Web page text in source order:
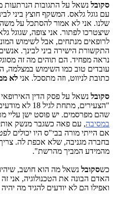
סקובל נשאל על התגובות הנרתעות
עם גוגל גלאס. המשקף חוצץ ביני
שלנו. אני לא אמור להסתכל על
שיצטרכו לפתור. אני צופה, שגוגל
לרופאים מנתחים, אבל לשימוש
התקשורת הישירה ביני לבינך.
נראה מפחיד. הם תוהים מה זה
עובדים טוב כמו השימוש במצלמה,
כתובת לניווט, וזה מתסכל. אני לא
סקובל נשאל על פסק הדין
"הצעירים,
שהם מפרסמים. יש פוסט ישן עליי
במסיבה, עם פאה כשגבר מנשק
אם הייתי מורה בבי"ס היו יכולים
בחברה מגניבה, שלא אכפת לה.
מהמידע המביך מהרשת".
כשסקובל נשאל מה הוא חושב,
האדם הבונה את הטכנולוגיה, אני
ואפילו הם לא יודעים להגיד מה יהיה בעוד